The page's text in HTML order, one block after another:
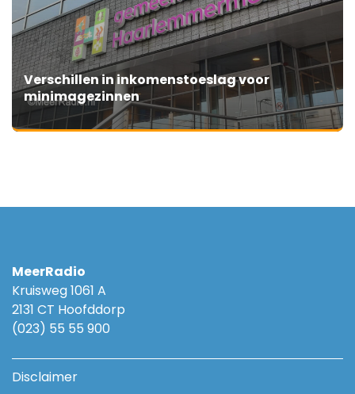
Verschillen in inkomenstoeslag voor
minimagezinnen
MeerRadio
Kruisweg 1061 A
2131 CT Hoofddorp
(023) 55 55 900
Disclaimer